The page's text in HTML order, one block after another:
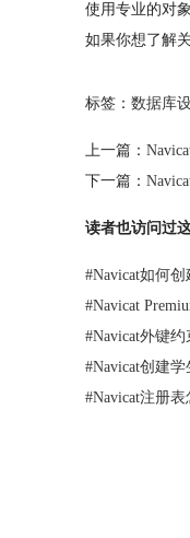
使用专业的对
如果你想了解
标签：数据库
上一篇：
下一篇：
读者也访问过
#Navicat如何创
#Navicat
#Navicat外键
#Navicat创建
#Navicat注册